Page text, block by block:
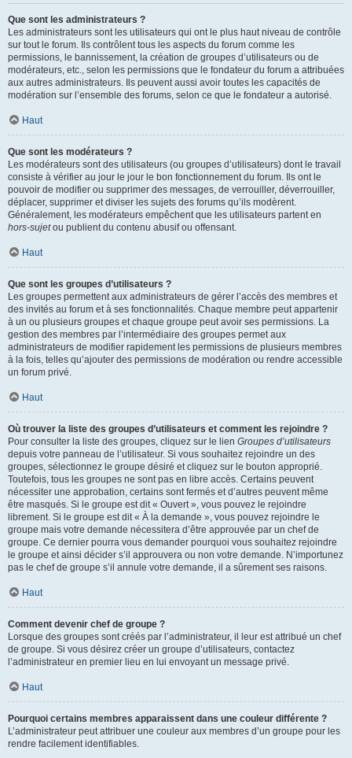
Que sont les administrateurs ?
Les administrateurs sont les utilisateurs qui ont le plus haut niveau de contrôle
sur tout le forum. Ils contrôlent tous les aspects du forum comme les
permissions, le bannissement, la création de groupes d’utilisateurs ou de
modérateurs, etc., selon les permissions que le fondateur du forum a attribuées
aux autres administrateurs. Ils peuvent aussi avoir toutes les capacités de
modération sur l’ensemble des forums, selon ce que le fondateur a autorisé.
Haut
Que sont les modérateurs ?
Les modérateurs sont des utilisateurs (ou groupes d’utilisateurs) dont le travail
consiste à vérifier au jour le jour le bon fonctionnement du forum. Ils ont le
pouvoir de modifier ou supprimer des messages, de verrouiller, déverrouiller,
déplacer, supprimer et diviser les sujets des forums qu’ils modèrent.
Généralement, les modérateurs empêchent que les utilisateurs partent en
hors-sujetou publient du contenu abusif ou offensant.
Haut
Que sont les groupes d’utilisateurs ?
Les groupes permettent aux administrateurs de gérer l’accès des membres et
des invités au forum et à ses fonctionnalités. Chaque membre peut appartenir
à un ou plusieurs groupes et chaque groupe peut avoir ses permissions. La
gestion des membres par l’intermédiaire des groupes permet aux
administrateurs de modifier rapidement les permissions de plusieurs membres
à la fois, telles qu’ajouter des permissions de modération ou rendre accessible
un forum privé.
Haut
Où trouver la liste des groupes d’utilisateurs et comment les rejoindre ?
Pour consulter la liste des groupes, cliquez sur le lien Groupes d’utilisateurs
depuis votre panneau de l’utilisateur. Si vous souhaitez rejoindre un des
groupes, sélectionnez le groupe désiré et cliquez sur le bouton approprié.
Toutefois, tous les groupes ne sont pas en libre accès. Certains peuvent
nécessiter une approbation, certains sont fermés et d’autres peuvent même
être masqués. Si le groupe est dit « Ouvert », vous pouvez le rejoindre
librement. Si le groupe est dit « À la demande », vous pouvez rejoindre le
groupe mais votre demande nécessitera d’être approuvée par un chef de
groupe. Ce dernier pourra vous demander pourquoi vous souhaitez rejoindre
le groupe et ainsi décider s’il approuvera ou non votre demande. N’importunez
pas le chef de groupe s’il annule votre demande, il a sûrement ses raisons.
Haut
Comment devenir chef de groupe ?
Lorsque des groupes sont créés par l’administrateur, il leur est attribué un chef
de groupe. Si vous désirez créer un groupe d’utilisateurs, contactez
l’administrateur en premier lieu en lui envoyant un message privé.
Haut
Pourquoi certains membres apparaissent dans une couleur différente ?
L’administrateur peut attribuer une couleur aux membres d’un groupe pour les
rendre facilement identifiables.